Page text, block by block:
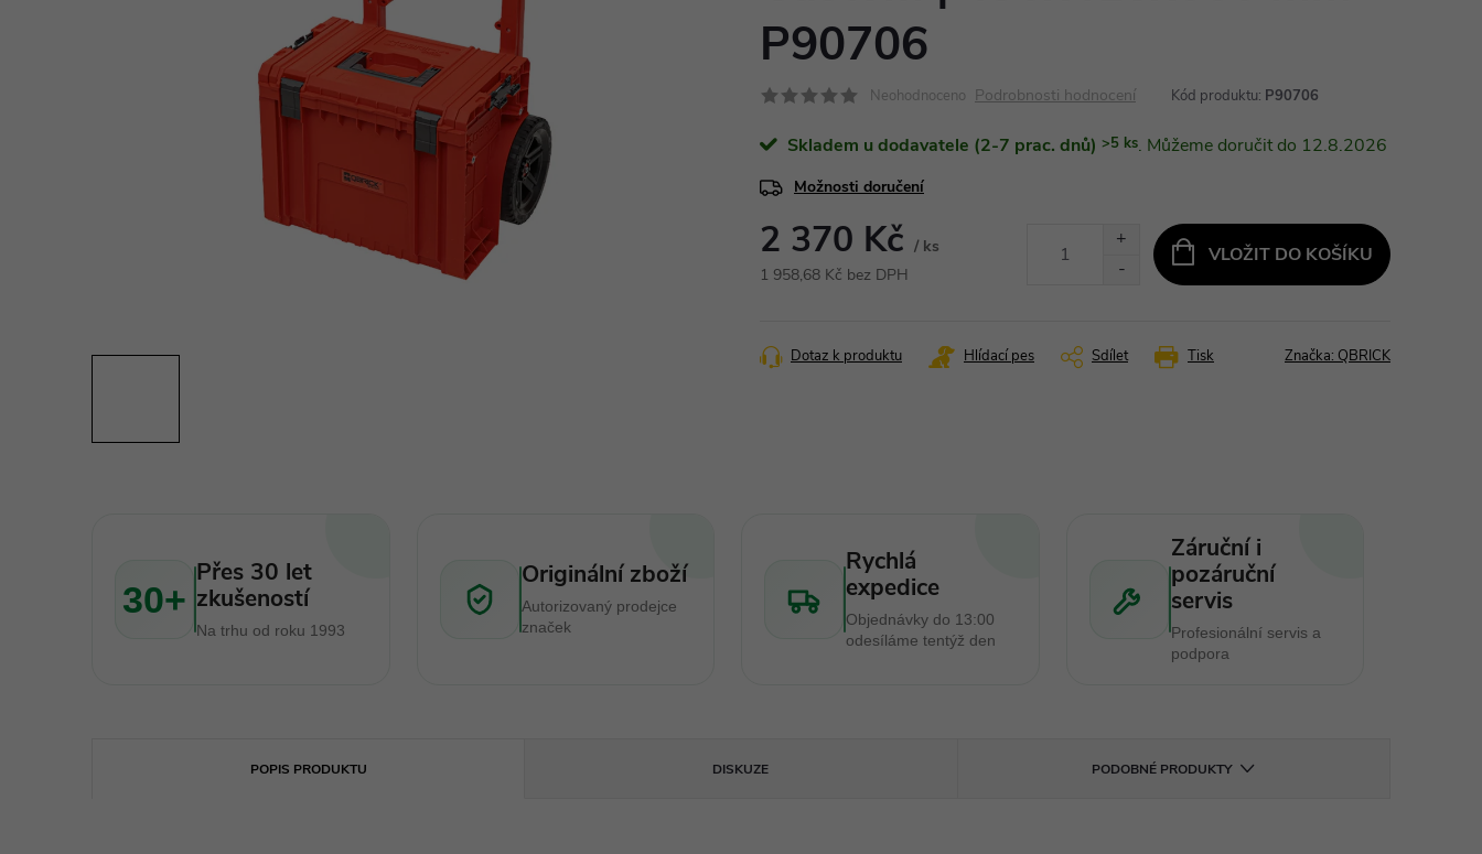
P90706
Neohodnoceno Podrobnosti hodnocení Kód produktu: P90706
Skladem u dodavatele (2-7 prac. dnů) >5 ks 12.8.2026
Možnosti doručení
2 370 Kč / ks
1 958,68 Kč bez DPH
VLOŽIT DO KOŠÍKU
Tisk
Dotaz k produktu Hlídací pes Sdílet Značka: QBRICK
30+
Přes 30 let
zkušeností
Na trhu od roku 1993
Originální zboží
Autorizovaný prodejce
značek
Rychlá
expedice
Objednávky do 13:00
odesíláme tentýž den
Záruční i
pozáruční
servis
Profesionální servis a
podpora
POPIS PRODUKTU DISKUZE PODOBNÉ PRODUKTY